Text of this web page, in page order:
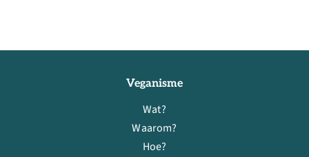
Veganisme
Wat?
Waarom?
Hoe?